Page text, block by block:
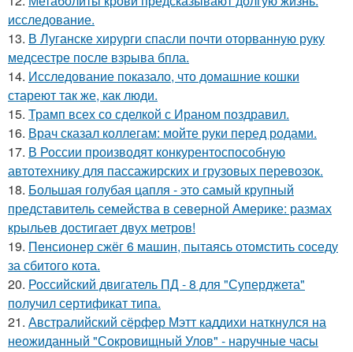
исследование.
13. В Луганске хирурги спасли почти оторванную руку
медсестре после взрыва бпла.
14. Исследование показало, что домашние кошки
стареют так же, как люди.
15. Трамп всех со сделкой с Ираном поздравил.
16. Врач сказал коллегам: мойте руки перед родами.
17. В России производят конкурентоспособную
автотехнику для пассажирских и грузовых перевозок.
18. Большая голубая цапля - это самый крупный
представитель семейства в северной Америке: размах
крыльев достигает двух метров!
19. Пенсионер сжёг 6 машин, пытаясь отомстить соседу
за сбитого кота.
20. Российский двигатель ПД - 8 для "Суперджета"
получил сертификат типа.
21. Австралийский сёрфер Мэтт каддихи наткнулся на
неожиданный "Сокровищный Улов" - наручные часы